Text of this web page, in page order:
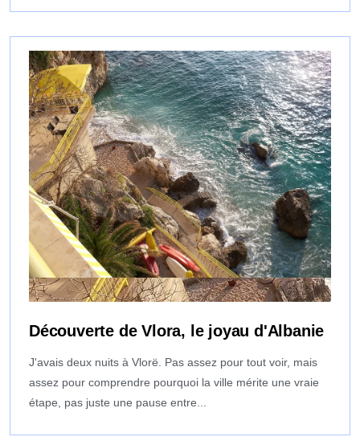
Découverte de Vlora, le joyau d'Albanie
J'avais deux nuits à Vlorë. Pas assez pour tout voir, mais
assez pour comprendre pourquoi la ville mérite une vraie
étape, pas juste une pause entre...